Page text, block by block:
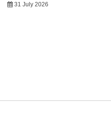
31 July 2026